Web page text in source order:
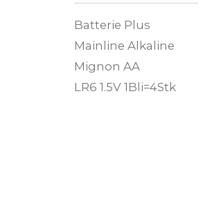
Batterie Plus
Mainline Alkaline
Mignon AA
LR6 1.5V 1Bli=4Stk